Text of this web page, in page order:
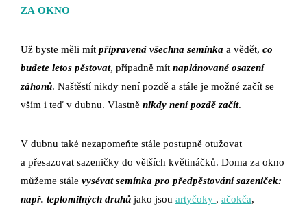
ZA OKNO
Už byste měli mít připravená všechna semínka a vědět, co
budete letos pěstovat, případně mít naplánované osazení
záhonů. Naštěstí nikdy není pozdě a stále je možné začít se
vším i teď v dubnu. Vlastně nikdy není pozdě začít.
V dubnu také nezapomeňte stále postupně otužovat
a přesazovat sazeničky do větších květináčků. Doma za okno
můžeme stále vysévat semínka pro předpěstování sazeniček:
např. teplomilných druhů jako jsou artyčoky , ačokča,